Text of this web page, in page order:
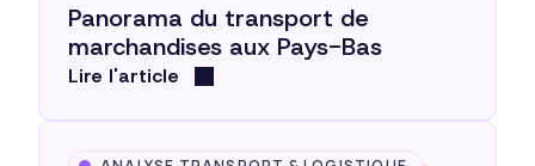
Panorama du transport de
marchandises aux Pays-Bas
Lire l'article